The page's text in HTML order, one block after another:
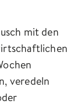
mit den
veredeln